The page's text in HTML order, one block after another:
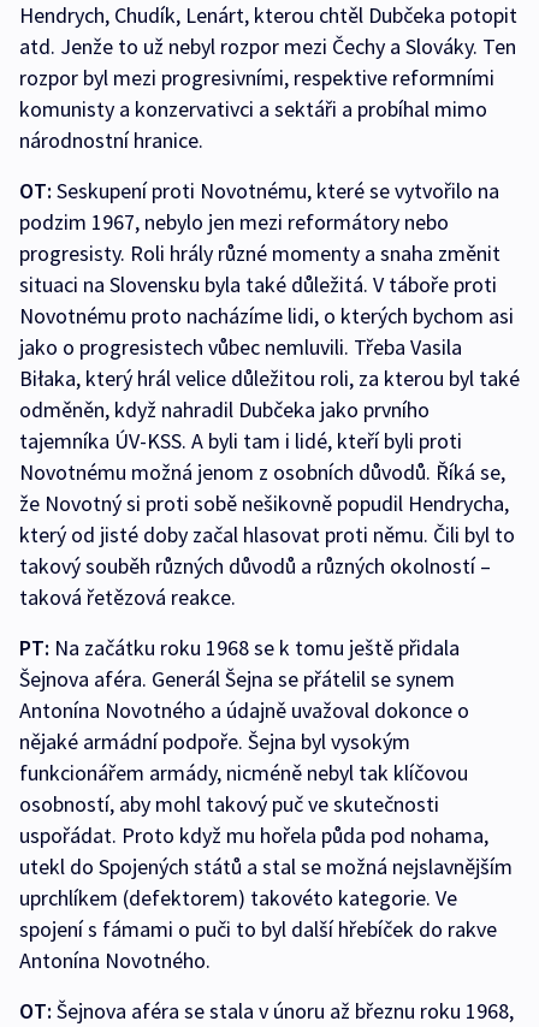
Hendrych, Chudík, Lenárt, kterou chtěl Dubčeka potopit
atd. Jenže to už nebyl rozpor mezi Čechy a Slováky. Ten
rozpor byl mezi progresivními, respektive reformními
komunisty a konzervativci a sektáři a probíhal mimo
národnostní hranice.
OT: Seskupení proti Novotnému, které se vytvořilo na
podzim 1967, nebylo jen mezi reformátory nebo
progresisty. Roli hrály různé momenty a snaha změnit
situaci na Slovensku byla také důležitá. V táboře proti
Novotnému proto nacházíme lidi, o kterých bychom asi
jako o progresistech vůbec nemluvili. Třeba Vasila
Biłaka, který hrál velice důležitou roli, za kterou byl také
odměněn, když nahradil Dubčeka jako prvního
tajemníka ÚV-KSS. A byli tam i lidé, kteří byli proti
Novotnému možná jenom z osobních důvodů. Říká se,
že Novotný si proti sobě nešikovně popudil Hendrycha,
který od jisté doby začal hlasovat proti němu. Čili byl to
takový souběh různých důvodů a různých okolností –
taková řetězová reakce.
PT: Na začátku roku 1968 se k tomu ještě přidala
Šejnova aféra. Generál Šejna se přátelil se synem
Antonína Novotného a údajně uvažoval dokonce o
nějaké armádní podpoře. Šejna byl vysokým
funkcionářem armády, nicméně nebyl tak klíčovou
osobností, aby mohl takový puč ve skutečnosti
uspořádat. Proto když mu hořela půda pod nohama,
utekl do Spojených států a stal se možná nejslavnějším
uprchlíkem (defektorem) takovéto kategorie. Ve
spojení s fámami o puči to byl další hřebíček do rakve
Antonína Novotného.
OT: Šejnova aféra se stala v únoru až březnu roku 1968,